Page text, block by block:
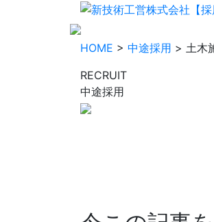
HOME > 中途採用 > 土木
RECRUIT
中途採用